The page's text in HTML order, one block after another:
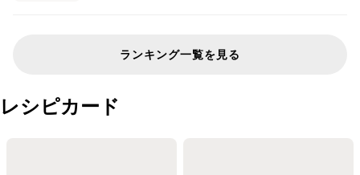
ランキング一覧を見る
レシピカード